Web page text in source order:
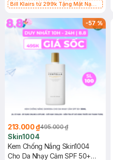
Bill Klairs từ 299k Tặng Mặt Nạ
25ml (SL Có Hạn)
-57%
213.000 ₫495.000 ₫
Skin1004
Kem Chống Nắng Skin1004
Cho Da Nhạy Cảm SPF 50+